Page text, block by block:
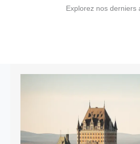
Explorez nos derniers